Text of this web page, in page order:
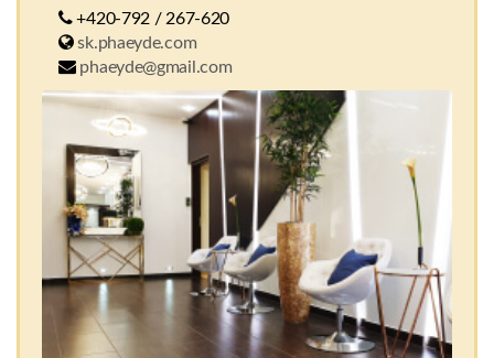
+420-792 / 267-620
sk.phaeyde.com
phaeyde@gmail.com